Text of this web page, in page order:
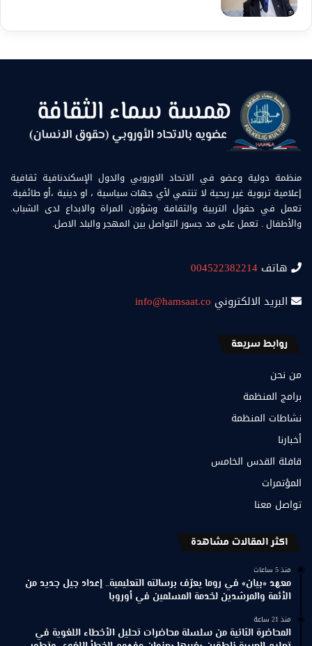
منظمة دولية وعضو في الاتحاد الاوروبي والدول الإسكندنافية ثقافية
إعلامية تربوية غير ربحية لا تنتمي لأي جهات سياسية ، او دينية ،أو طائفية.
تعمل في حقول التربية والثقافة وشؤون المراة والابداع لدى الشباب.
والأطفال . تعمل على مد جسور التواصل بين المهجر والبلد الاصل.
هاتف 004522382214
البريد الالكتروني info@hamsaat.co
روابط سريعة
من نحن
برامج المنظمة
نشاطات المنظمة
أخبارنا
قافلة القدس الخامس
المؤتمرات
تواصل معنا
اكثر المقالات مشاهدة
منذ 5 ساعات
معهد «بيان» في روما يعرّف برسالته التعليمية.. إعداد جيل جديد من
الأئمة والمرشدين لخدمة المسلمين في أوروبا
منذ 21 ساعة
المحاضرة الثانية من سلسلة محاضرات تحليل الأخطاء اللغوية في